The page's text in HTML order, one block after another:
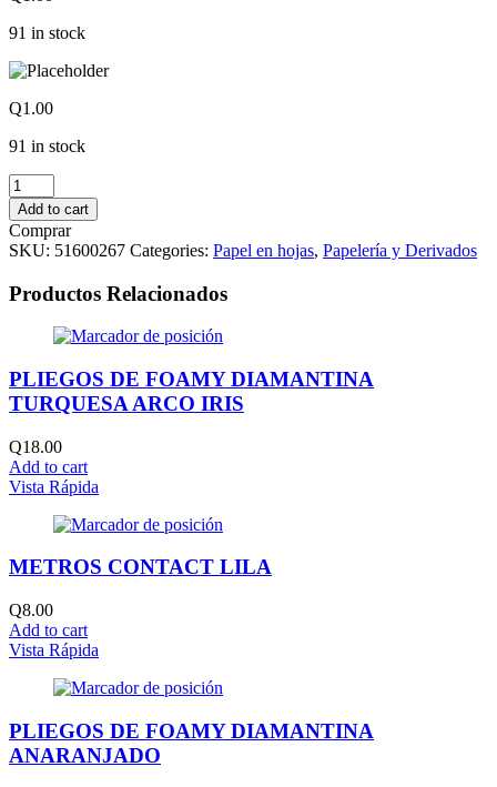
91 in stock
Q1.00
91 in stock
HOJAS
ARIEL
COVER
CARTA
AMARILLO
ORO
quantity
Add to cart
Comprar
SKU: 51600267 Categories: Papel en hojas, Papelería y Derivados
Productos Relacionados
PLIEGOS DE FOAMY DIAMANTINA
TURQUESA ARCO IRIS
Q18.00
Add to cart
Vista Rápida
METROS CONTACT LILA
Q8.00
Add to cart
Vista Rápida
PLIEGOS DE FOAMY DIAMANTINA
ANARANJADO